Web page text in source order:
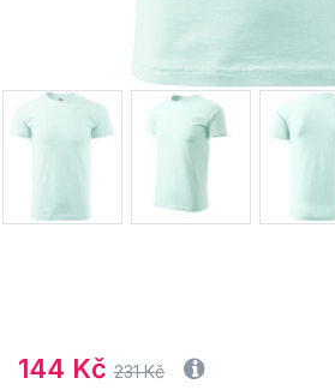
144 Kč 231 Kč